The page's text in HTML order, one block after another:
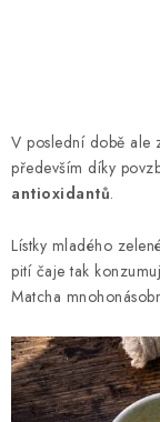
V poslední době ale
především díky
antioxidantů.
Lístky mladého
pití čaje tak
Matcha